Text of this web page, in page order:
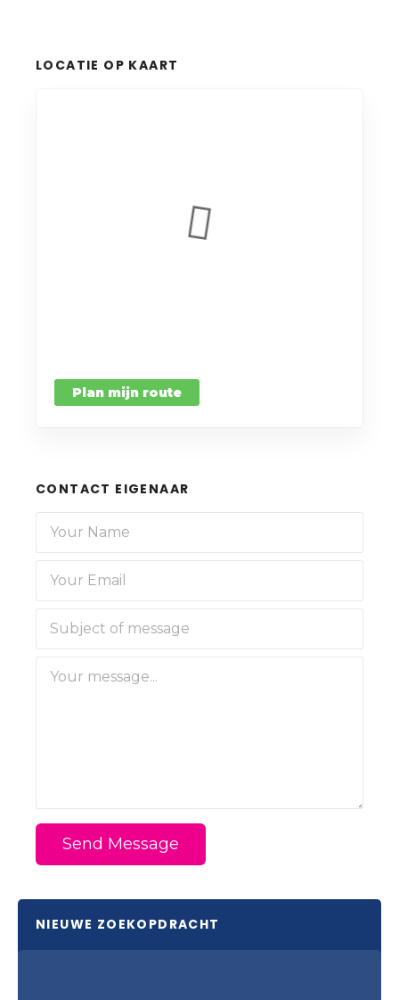
LOCATIE OP KAART
Plan mijn route
CONTACT EIGENAAR
Send Message
NIEUWE ZOEKOPDRACHT